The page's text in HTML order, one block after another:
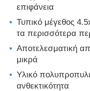
UV αποστειρωτής
Εξαρτήματα
Βιομηχανική
επιφάνεια
Τυπικό μέγεθος
τα περισσότερα
Αποτελεσματική
μικρά
Υλικό
ανθεκτικότητα